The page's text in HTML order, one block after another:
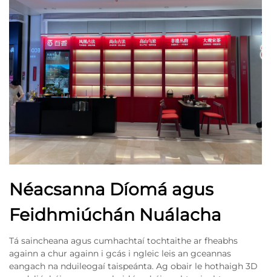
Néacsanna Díomá agus
Feidhmiúchán Nuálacha
Tá saincheana agus cumhachtaí tochtaithe ar fheabhs
againn a chur againn i gcás i ngleic leis an gceannas
eangach na nduileogaí taispeánta. Ag obair le hothaigh 3D